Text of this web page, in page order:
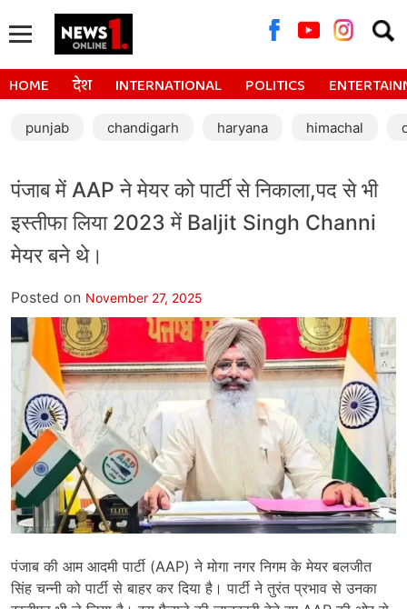
for:
HOME देश INTERNATIONAL POLITICS
punjab chandigarh haryana himachal
पंजाब में AAP ने मेयर को पार्टी से निकाला,पद से भी
इस्तीफा लिया 2023 में Baljit Singh Channi
मेयर बने थे।
Posted on November 27, 2025
पंजाब की आम आदमी पार्टी (AAP) ने मोगा नगर निगम के मेयर बलजीत
सिंह चन्नी को पार्टी से बाहर कर दिया है। पार्टी ने तुरंत प्रभाव से उनका